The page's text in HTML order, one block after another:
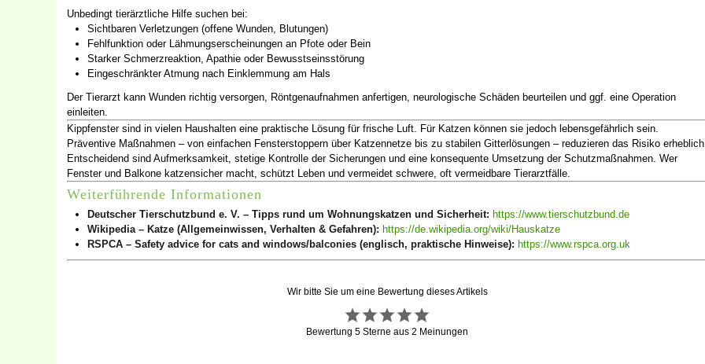
Unbedingt tierärztliche Hilfe suchen bei:
Sichtbaren Verletzungen (offene Wunden, Blutungen)
Fehlfunktion oder Lähmungserscheinungen an Pfote oder Bein
Starker Schmerzreaktion, Apathie oder Bewusstseinsstörung
Eingeschränkter Atmung nach Einklemmung am Hals
Der Tierarzt kann Wunden richtig versorgen, Röntgenaufnahmen anfertigen, neurologische Schäden beurteilen und ggf. eine Operation
einleiten.
Kippfenster sind in vielen Haushalten eine praktische Lösung für frische Luft. Für Katzen können sie jedoch lebensgefährlich sein.
Präventive Maßnahmen – von einfachen Fensterstoppern über Katzennetze bis zu stabilen Gitterlösungen – reduzieren das Risiko
Entscheidend sind Aufmerksamkeit, stetige Kontrolle der Sicherungen und eine konsequente Umsetzung der Schutzmaßnahmen. Wer
Fenster und Balkone katzensicher macht, schützt Leben und vermeidet schwere, oft vermeidbare Tierarztfälle.
Weiterführende Informationen
Deutscher Tierschutzbund e. V. – Tipps rund um Wohnungskatzen und Sicherheit: https://www.tierschutzbund.de
Wikipedia – Katze (Allgemeinwissen, Verhalten & Gefahren): https://de.wikipedia.org/wiki/Hauskatze
RSPCA – Safety advice for cats and windows/balconies (englisch, praktische Hinweise): https://www.rspca.org.uk
Wir bitte Sie um eine Bewertung dieses Artikels
Bewertung 5 Sterne aus 2 Meinungen